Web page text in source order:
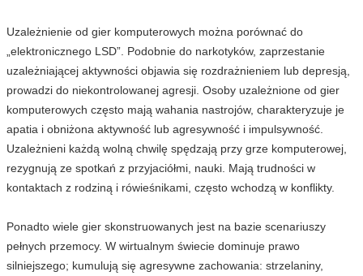
Uzależnienie od gier komputerowych można porównać do
„elektronicznego LSD”. Podobnie do narkotyków, zaprzestanie
uzależniającej aktywności objawia się rozdrażnieniem lub depresją,
prowadzi do niekontrolowanej agresji. Osoby uzależnione od gier
komputerowych często mają wahania nastrojów, charakteryzuje je
apatia i obniżona aktywność lub agresywność i impulsywność.
Uzależnieni każdą wolną chwilę spędzają przy grze komputerowej,
rezygnują ze spotkań z przyjaciółmi, nauki. Mają trudności w
kontaktach z rodziną i rówieśnikami, często wchodzą w konflikty.
Ponadto wiele gier skonstruowanych jest na bazie scenariuszy
pełnych przemocy. W wirtualnym świecie dominuje prawo
silniejszego; kumulują się agresywne zachowania: strzelaniny,